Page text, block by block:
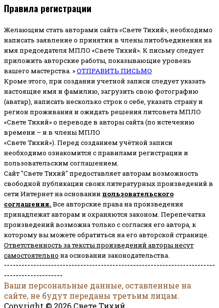
Правила регистрации
Желающим стать авторами сайта «Свете Тихий», необходимо
написать заявление о принятии в члены литобъединения на
имя председателя МПЛО «Свете Тихий». К письму следует
приложить авторские работы, показывающие уровень
вашего мастерства. »ОТПРАВИТЬ ПИСЬМО
Кроме этого, при создании учетной записи следует указать
настоящие имя и фамилию, загрузить свою фотографию
(аватар), написать несколько строк о себе, указать страну и
регион проживания и ожидать решения литсовета МПЛО
«Свете Тихий» о переводе в авторы сайта (по истечению
времени – и в члены МПЛО
«Свете Тихий»). Перед созданием учётной записи
необходимо ознакомится с правилами регистрации и
пользовательским соглашением.
Сайт "Свете Тихий" предоставляет авторам возможность
свободной публикации своих литературных произведений в
сети Интернет на основании пользовательского
соглашения. Все авторские права на произведения
принадлежат авторам и охраняются законом. Перепечатка
произведений возможна только с согласия его автора, к
которому вы можете обратиться на его авторской странице.
Ответственность за тексты произведений авторы несут
самостоятельно на основании законодательства.
------------------------------------------------------------------------
--------------------
Ваши персональные данные, оставленные на
сайте, не будут переданы третьим лицам.
Copyright © 2026 Свете Тихий